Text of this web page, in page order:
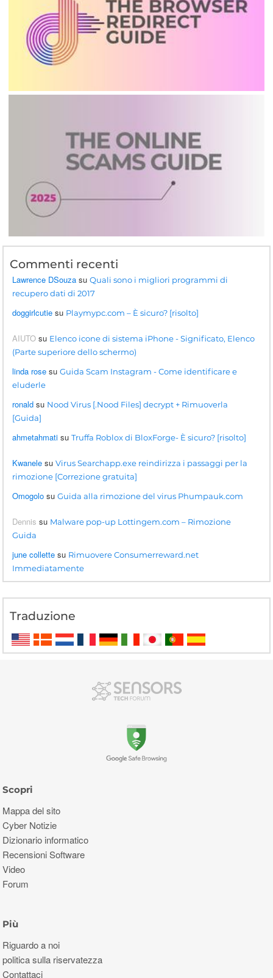
Commenti recenti
Lawrence DSouza suQuali sono i migliori programmi di
recupero dati di 2017
doggirlcutie su Playmypc.com – È sicuro? [risolto]
AIUTO su Elenco icone di sistema iPhone - Significato, Elenco
(Parte superiore dello schermo)
linda rose suGuida Scam Instagram - Come identificare e
eluderle
ronald su Nood Virus [.Nood Files] decrypt + Rimuoverla
[Guida]
ahmetahmati suTruffa Roblox di BloxForge- È sicuro? [risolto]
Kwanele suVirus Searchapp.exe reindirizza i passaggi per la
rimozione [Correzione gratuita]
Omogolo suGuida alla rimozione del virus Phumpauk.com
Dennis su Malware pop-up Lottingem.com – Rimozione
Guida
june collette su Rimuovere Consumerreward.net
Immediatamente
Traduzione
Scopri
Mappa del sito
Cyber ​​Notizie
Dizionario informatico
Recensioni Software
Video
Forum
Più
Riguardo a noi
politica sulla riservatezza
Contattaci